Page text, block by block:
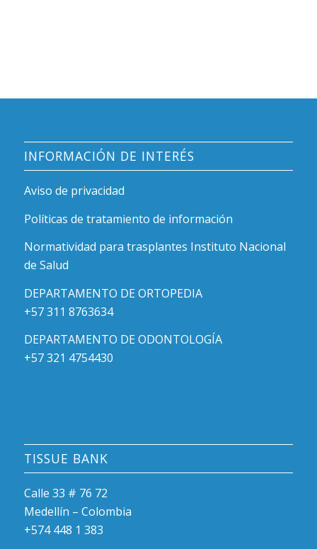
INFORMACIÓN DE INTERÉS
Aviso de privacidad
Políticas de tratamiento de información
Normatividad para trasplantes Instituto Nacional
de Salud
DEPARTAMENTO DE ORTOPEDIA
+57 311 8763634
DEPARTAMENTO DE ODONTOLOGÍA
+57 321 4754430
TISSUE BANK
Calle 33 # 76 72
Medellín – Colombia
+574 448 1 383